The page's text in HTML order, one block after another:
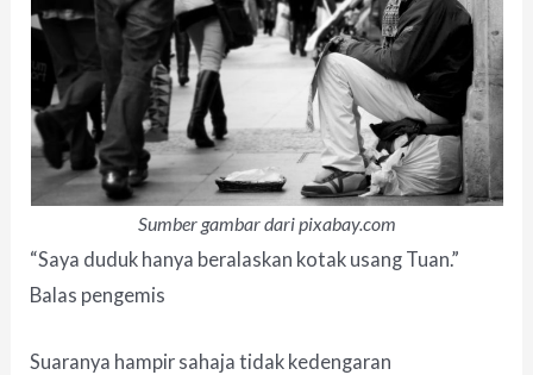
Sumber gambar dari pixabay.com
“Saya duduk hanya beralaskan kotak usang Tuan.”
Balas pengemis
Suaranya hampir sahaja tidak kedengaran